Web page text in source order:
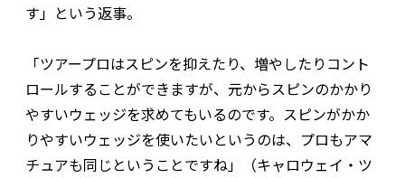
す」という返事。
「ツアープロはスピンを抑えたり、増やしたりコント
ロールすることができますが、元からスピンのかかり
やすいウェッジを求めてもいるのです。スピンがかか
りやすいウェッジを使いたいというのは、プロもアマ
チュアも同じということですね」（キャロウェイ・ツ